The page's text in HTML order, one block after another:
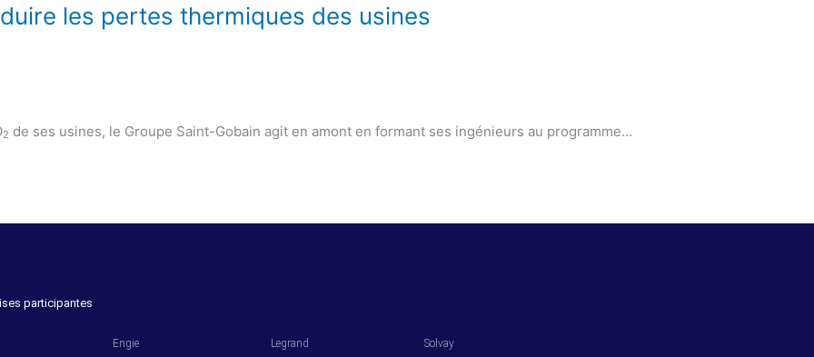
les pertes thermiques des usines
2 de ses usines, le Groupe Saint-Gobain agit en amont en formant ses ingénieurs au programme…
participantes
Engie
Legrand
Solvay